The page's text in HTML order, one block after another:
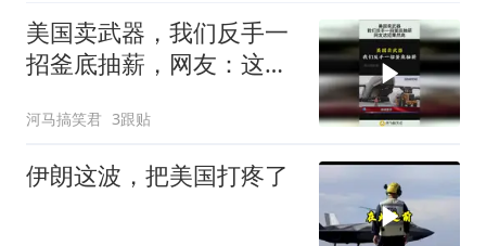
美国卖武器，我们反手一
招釜底抽薪，网友：这招
河马搞笑君 3跟贴
伊朗这波，把美国打疼了